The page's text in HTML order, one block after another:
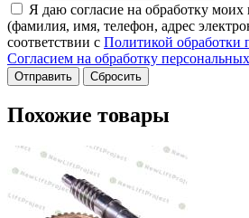
Я даю согласие на обработку
(фамилия, имя, телефон, адрес
соответствии с Политикой обработки
Согласием на обработку
Сбросить
Похожие товары